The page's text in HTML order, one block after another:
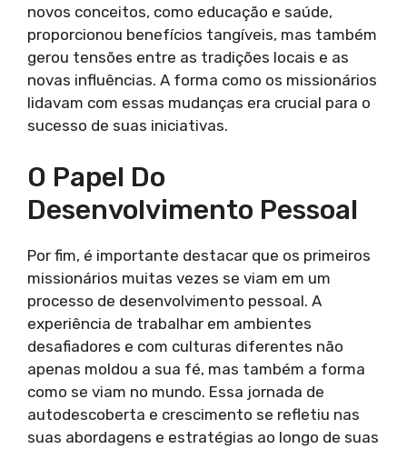
novos conceitos, como educação e saúde,
proporcionou benefícios tangíveis, mas também
gerou tensões entre as tradições locais e as
novas influências. A forma como os missionários
lidavam com essas mudanças era crucial para o
sucesso de suas iniciativas.
O Papel Do
Desenvolvimento Pessoal
Por fim, é importante destacar que os primeiros
missionários muitas vezes se viam em um
processo de desenvolvimento pessoal. A
experiência de trabalhar em ambientes
desafiadores e com culturas diferentes não
apenas moldou a sua fé, mas também a forma
como se viam no mundo. Essa jornada de
autodescoberta e crescimento se refletiu nas
suas abordagens e estratégias ao longo de suas